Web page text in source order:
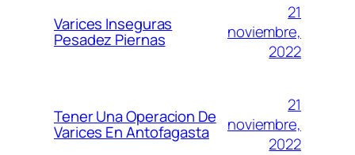
Varices Inseguras
Pesadez Piernas
21
noviembre,
2022
Tener Una Operacion De
Varices En Antofagasta
21
noviembre,
2022